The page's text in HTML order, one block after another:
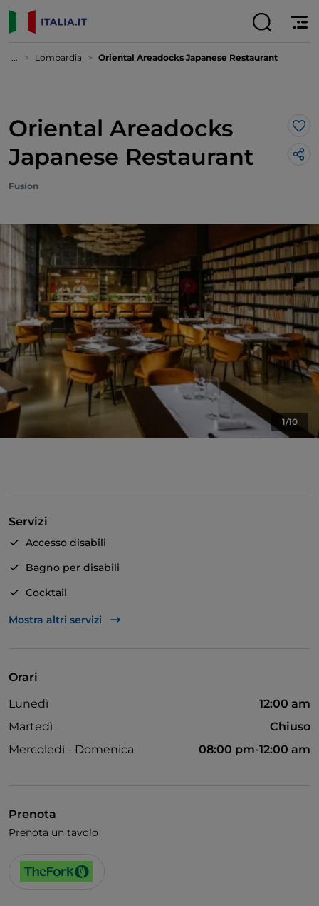
... Lombardia Oriental Areadocks Japanese Restaurant
Oriental Areadocks
Japanese Restaurant
Fusion
1/10
Servizi
Accesso disabili
Bagno per disabili
Cocktail
Si parla inglese
Mostra altri servizi
Orari
Lunedì
12:00 am
Martedì
Chiuso
Mercoledì - Domenica
08:00 pm-12:00 am
Prenota
Prenota un tavolo